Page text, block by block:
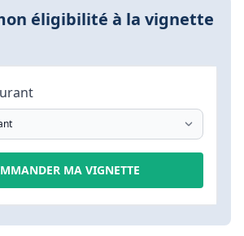
éligibilité à la vignette
MA VIGNETTE